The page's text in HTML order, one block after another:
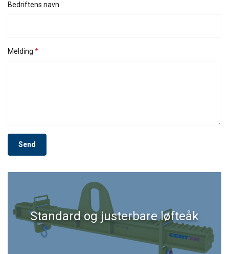
Bedriftens navn
Melding
Send
Standard og justerbare løfteåk